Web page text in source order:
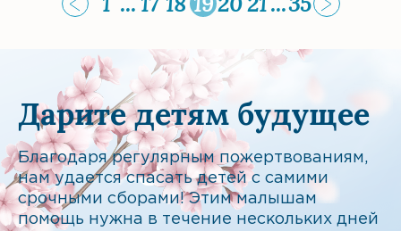
Дарите детям будущее
Благодаря регулярным пожертвованиям,
нам удается спасать детей с самими
срочными сборами! Этим малышам
помощь нужна в течение нескольких дней